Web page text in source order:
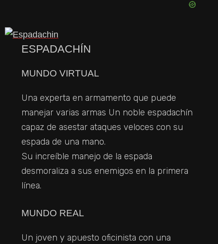
ESPADACHÍN
MUNDO VIRTUAL
Una experta en armamento que puede
manejar varias armas Un noble espadachín
capaz de asestar ataques veloces con su
espada de una mano.
Su increíble manejo de la espada
desmoraliza a sus enemigos en la primera
línea.
MUNDO REAL
Un joven y apuesto oficinista con una